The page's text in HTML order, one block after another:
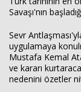
Savaşı'nın
Sevr
uygulamaya
Mustafa Kemal
ve kararı
nedenini özetler